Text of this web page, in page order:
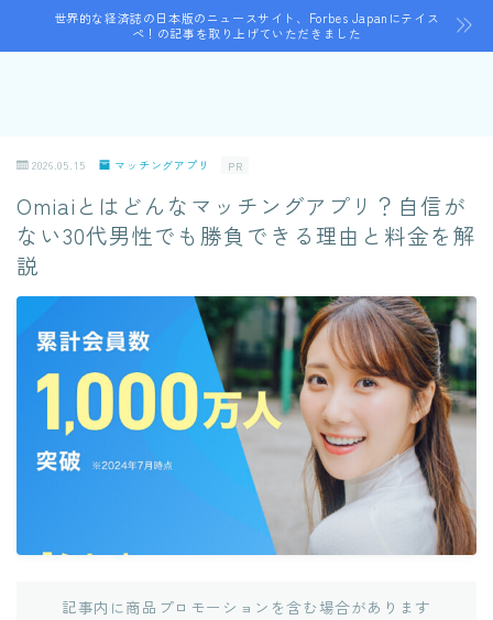
世界的な経済誌の日本版のニュースサイト、Forbes Japanにテイス
ペ！の記事を取り上げていただきました
2026.05.15 マッチングアプリ PR
Omiaiとはどんなマッチングアプリ？自信が
ない30代男性でも勝負できる理由と料金を解
説
記事内に商品プロモーションを含む場合があります